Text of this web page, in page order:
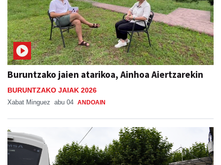
Buruntzako jaien atarikoa, Ainhoa Aiertzarekin
BURUNTZAKO JAIAK 2026
Xabat Minguez abu 04 ANDOAIN